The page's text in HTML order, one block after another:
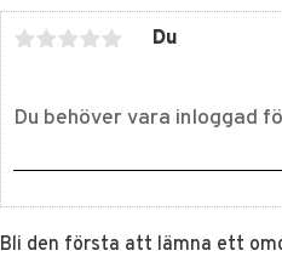
Du
Bli den första att lämna ett